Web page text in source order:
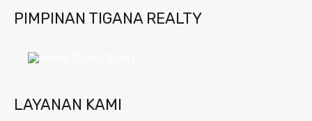
PIMPINAN TIGANA REALTY
LAYANAN KAMI